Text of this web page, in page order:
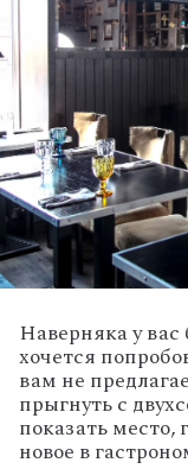
Наверняка у вас
хочется
вам не
прыгнуть с
показать место,
новое в